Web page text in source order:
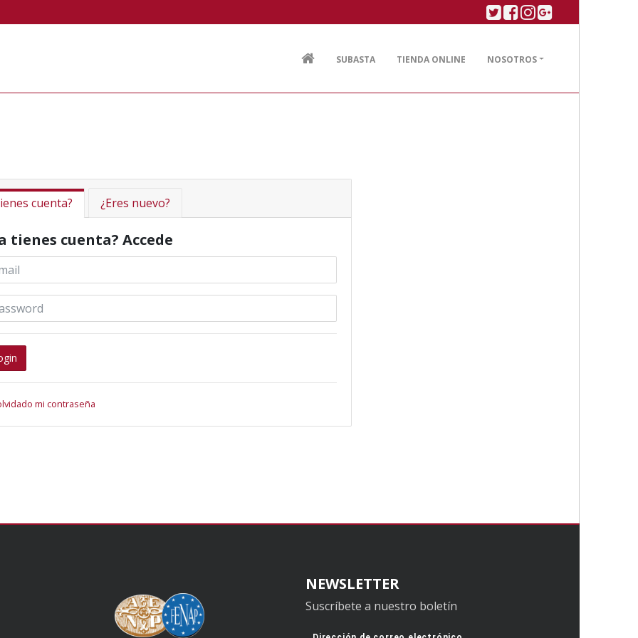
Twitter
Facebook
Linkedin
Google plus
SUBASTA TIENDA ONLINE NOSOTROS
cuenta? ¿Eres nuevo?
tienes cuenta? Accede
*
mi contraseña
NEWSLETTER
Suscríbete a nuestro boletín